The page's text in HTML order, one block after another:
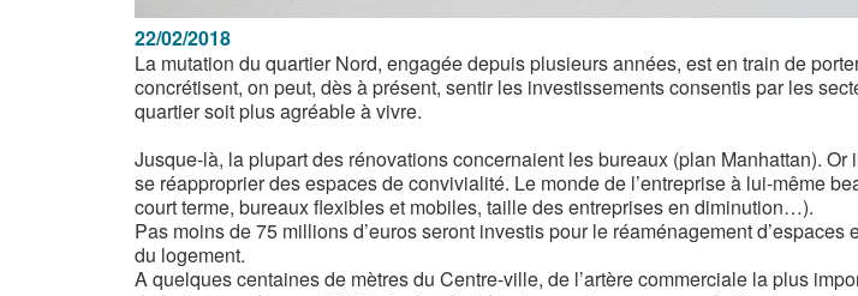
22/02/2018
La mutation du quartier Nord, engagée depuis plusieurs années, est en train de
concrétisent, on peut, dès à présent, sentir les investissements consentis par les
quartier soit plus agréable à vivre.
Jusque-là, la plupart des rénovations concernaient les bureaux (plan Manhattan). Or
se réapproprier des espaces de convivialité. Le monde de l’entreprise à lui-même
court terme, bureaux flexibles et mobiles, taille des entreprises en diminution…).
Pas moins de 75 millions d’euros seront investis pour le réaménagement
du logement.
A quelques centaines de mètres du Centre-ville, de l’artère commerciale la plus